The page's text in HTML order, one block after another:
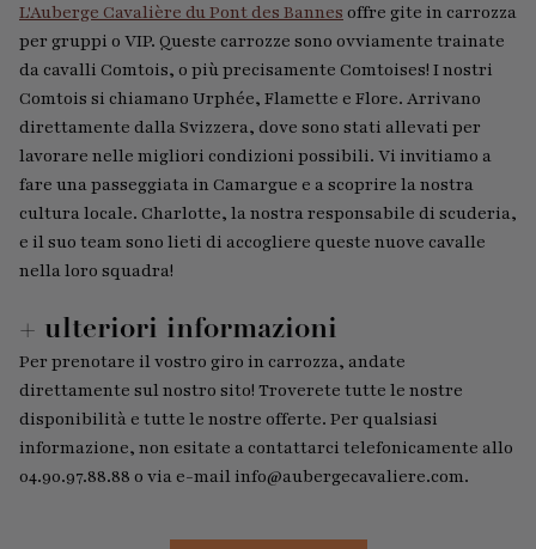
L'Auberge Cavalière du Pont des Bannes offre gite in carrozza
per gruppi o VIP. Queste carrozze sono ovviamente trainate
da cavalli Comtois, o più precisamente Comtoises! I nostri
Comtois si chiamano Urphée, Flamette e Flore. Arrivano
direttamente dalla Svizzera, dove sono stati allevati per
lavorare nelle migliori condizioni possibili. Vi invitiamo a
fare una passeggiata in Camargue e a scoprire la nostra
cultura locale. Charlotte, la nostra responsabile di scuderia,
e il suo team sono lieti di accogliere queste nuove cavalle
nella loro squadra!
+ ulteriori informazioni
Per prenotare il vostro giro in carrozza, andate
direttamente sul nostro sito! Troverete tutte le nostre
disponibilità e tutte le nostre offerte. Per qualsiasi
informazione, non esitate a contattarci telefonicamente allo
04.90.97.88.88 o via e-mail info@aubergecavaliere.com.